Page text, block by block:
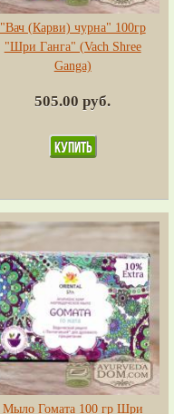
"Вач (Карви) чурна" 100гр
"Шри Ганга" (Vach Shree
Ganga)
505.00 руб.
Мыло Гомата 100 гр Шри